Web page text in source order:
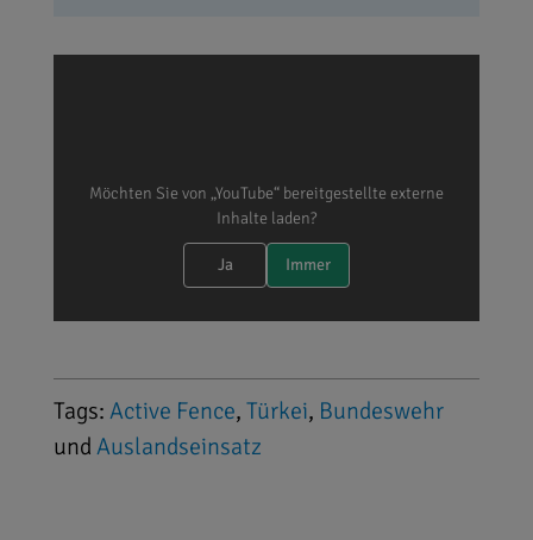
Möchten Sie von „YouTube“ bereitgestellte externe
Inhalte laden?
Ja Immer
Tags: Active Fence, Türkei, Bundeswehr
und Auslandseinsatz